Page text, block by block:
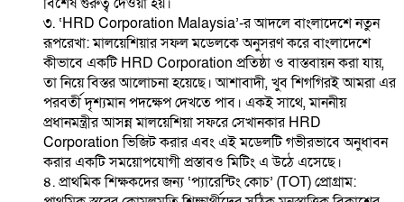
৩. ‘HRD Corporation Malaysia’-র আদলে বাংলাদেশে নতুন
রূপরেখা: মালয়েশিয়ার সফল মডেলকে অনুসরণ করে বাংলাদেশে
কীভাবে একটি HRD Corporation প্রতিষ্ঠা ও বাস্তবায়ন করা যায়,
তা নিয়ে বিস্তর আলোচনা হয়েছে। আশাবাদী, খুব শিগগিরই আমরা এর
পরবর্তী দৃশ্যমান পদক্ষেপ দেখতে পাব। একই সাথে, মাননীয়
প্রধানমন্ত্রীর আসন্ন মালয়েশিয়া সফরে সেখানকার HRD
Corporation ভিজিট করার এবং এই মডেলটি গভীরভাবে অনুধাবন
করার একটি সময়োপযোগী প্রস্তাবও মিটিং এ উঠে এসেছে।
৪. প্রাথমিক শিক্ষকদের জন্য ‘প্যারেন্টিং কোচ’ (TOT) প্রোগ্রাম: